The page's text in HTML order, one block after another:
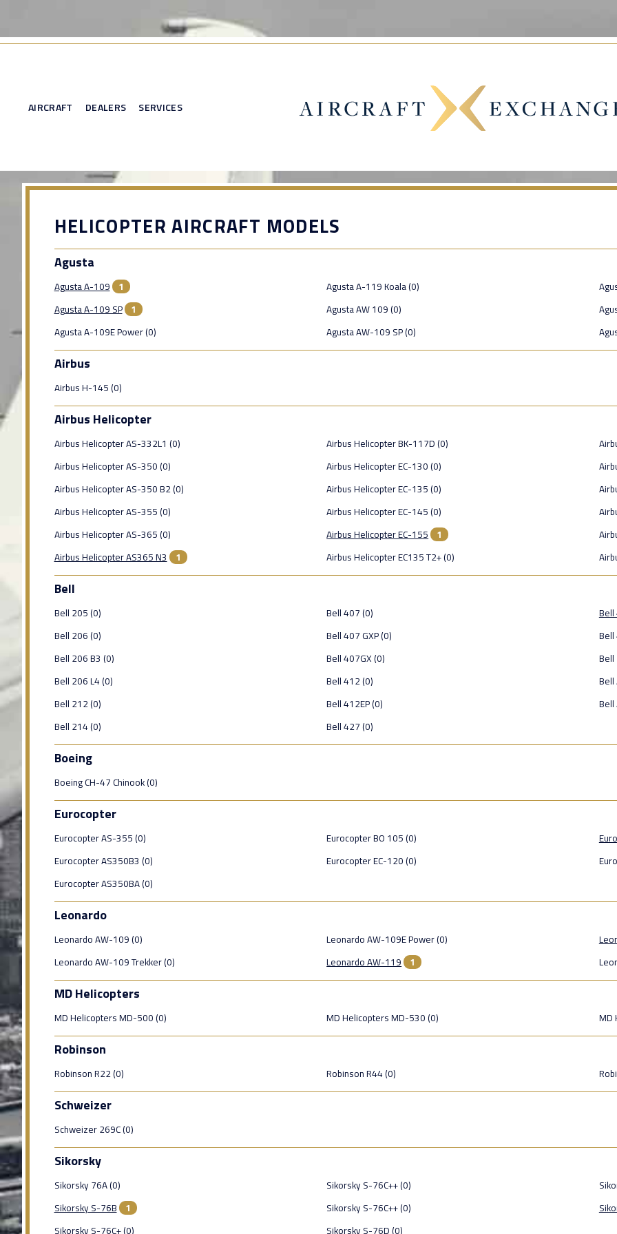
AIRCRAFT DEALERS SERVICES
HELICOPTER AIRCRAFT MODELS
Agusta
Agusta A-109
1
Agusta A-109 SP
1
Agusta A-109E Power (0)
Agusta A-119 Koala (0)
Agusta AW 109 (0)
Agusta AW-109 SP (0)
Airbus
Airbus H-145 (0)
Airbus Helicopter
Airbus Helicopter AS-332L1 (0)
Airbus Helicopter AS-350 (0)
Airbus Helicopter AS-350 B2 (0)
Airbus Helicopter AS-355 (0)
Airbus Helicopter AS-365 (0)
Airbus Helicopter AS365 N3
1
Airbus Helicopter BK-117D (0)
Airbus Helicopter EC-130 (0)
Airbus Helicopter EC-135 (0)
Airbus Helicopter EC-145 (0)
Airbus Helicopter EC-155
1
Airbus Helicopter EC135 T2+ (0)
Bell
Bell 205 (0)
Bell 206 (0)
Bell 206 B3 (0)
Bell 206 L4 (0)
Bell 212 (0)
Bell 214 (0)
Bell 407 (0)
Bell 407 GXP (0)
Bell 407GX (0)
Bell 412 (0)
Bell 412EP (0)
Bell 427 (0)
Bell
Bell
Bell
Bell
Boeing
Boeing CH-47 Chinook (0)
Eurocopter
Eurocopter AS-355 (0)
Eurocopter AS350B3 (0)
Eurocopter AS350BA (0)
Eurocopter BO 105 (0)
Eurocopter EC-120 (0)
Leonardo
Leonardo AW-109 (0)
Leonardo AW-109 Trekker (0)
Leonardo AW-109E Power (0)
Leonardo AW-119
1
MD Helicopters
MD Helicopters MD-500 (0) MD Helicopters MD-530 (0) MD
Robinson
Robinson R22 (0) Robinson R44 (0)
Schweizer
Schweizer 269C (0)
Sikorsky
Sikorsky 76A (0)
Sikorsky S-76B
1
Sikorsky S-76C+ (0)
Sikorsky S-76C++ (0)
Sikorsky S-76C++ (0)
Sikorsky S-76D (0)